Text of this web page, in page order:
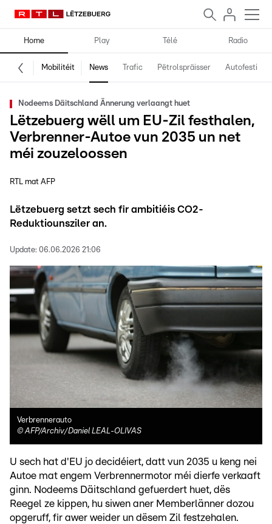
Home Play Télé Radio
Mobilitéit News Trafic Pëtrolspräisser Autofestival
Nodeems Däitschland Ännerung verlaangt huet
Lëtzebuerg wëll um EU-Zil festhalen,
Verbrenner-Autoe vun 2035 un net
méi zouzeloossen
RTL mat AFP
Lëtzebuerg setzt sech fir ambitiéis CO2-
Reduktiounsziler an.
Update: 06.06.2026 21:06
Verbrennerauto
©AFP/Archiv/Daniel LEAL-OLIVAS
U sech hat d'EU jo decidéiert, datt vun 2035 u keng nei
Autoe mat engem Verbrennermotor méi dierfe verkaaft
ginn. Nodeems Däitschland gefuerdert huet, dës
Reegel ze kippen, hu siwen aner Memberlänner dozou
opgeruff, fir awer weider un dësem Zil festzehalen.